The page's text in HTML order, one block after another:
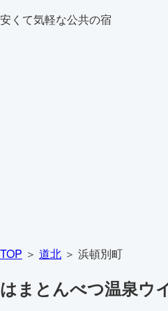
安くて気軽な公共の宿
TOP ＞ 道北 ＞ 浜頓別町
はまとんべつ温泉ウ